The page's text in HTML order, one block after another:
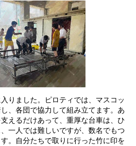
りました。ピロティでは、マスコッ
、各団で協力して組み立てます。あ
えるだけあって、重厚な台車は、ひ
一人では難しいですが、数名でもつ
。自分たちで取りに行った竹に印を